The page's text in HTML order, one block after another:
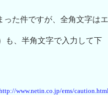
った件ですが、全角文字はエ
も、半角文字で入力して下
www.netin.co.jp/ems/